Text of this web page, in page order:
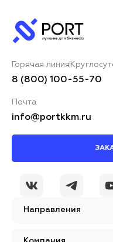
Направления
Горячая линия
8 (800) 100-55-70
Почта
info@portkkm.ru